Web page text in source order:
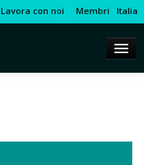
Lavora con noi Membri Italia